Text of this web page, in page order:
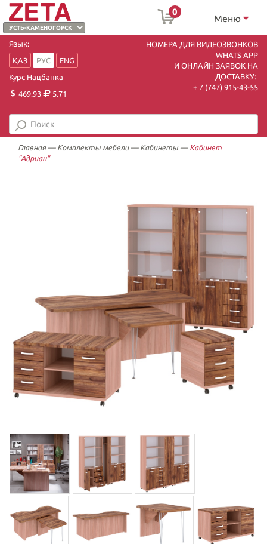
0
Меню
Язык:
ҚАЗ
РУС
ENG
Курс Нацбанка
469.93
5.71
НОМЕРА ДЛЯ ВИДЕОЗВОНКОВ
WHATS APP
И ОНЛАЙН ЗАЯВОК НА
ДОСТАВКУ:
+ 7 (747) 915-43-55
Главная— Комплекты мебели— Кабинеты — Кабинет
"Адриан"